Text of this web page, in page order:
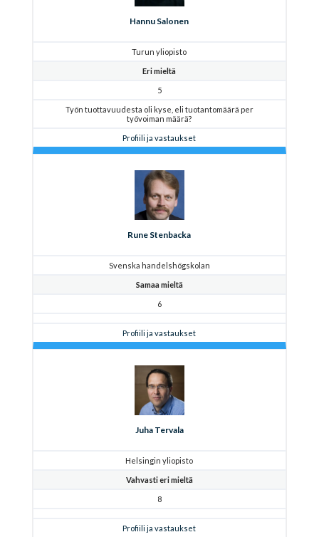
Hannu Salonen
Turun yliopisto
Eri mieltä
5
Työn tuottavuudesta oli kyse, eli tuotantomäärä per
työvoiman määrä?
Profiili ja vastaukset
Rune Stenbacka
Svenska handelshögskolan
Samaa mieltä
6
Profiili ja vastaukset
Juha Tervala
Helsingin yliopisto
Vahvasti eri mieltä
8
Profiili ja vastaukset